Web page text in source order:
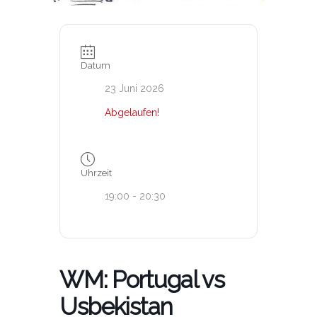
Datum
23 Juni 2026
Abgelaufen!
Uhrzeit
19:00 - 20:30
WM: Portugal vs
Usbekistan